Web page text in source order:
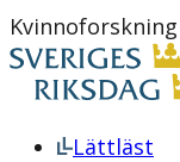
Lättläst